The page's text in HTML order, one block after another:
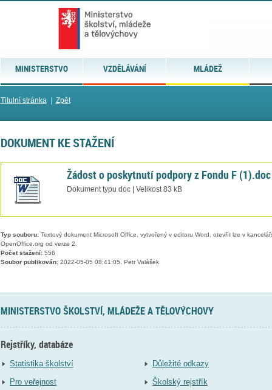
MINISTERSTVO VZDĚLÁVÁNÍ MLÁDEŽ
Titulní stránka| Zpět
DOKUMENT KE STAŽENÍ
Žádost o poskytnutí podpory z Fondu F (1).doc
Dokument typu doc | Velikost 83 kB
Typ souboru:Textový dokument Microsoft Office, vytvořený v editoru Word, otevřít lze v
OpenOffice.org od verze 2.
Počet stažení:556
Soubor publikován:2022-05-05 08:41:05, Petr Valášek
MINISTERSTVO ŠKOLSTVÍ, MLÁDEŽE A TĚLOVÝCHOVY
Rejstříky, databáze
Statistika školství
Pro veřejnost
Důležité odkazy
Školský rejstřík